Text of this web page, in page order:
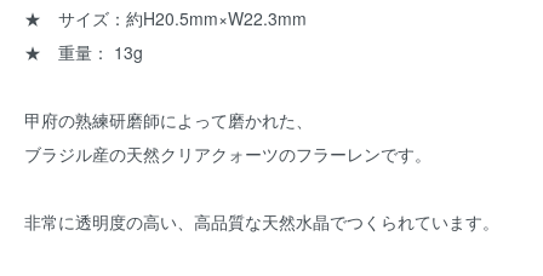
★ サイズ：約H20.5mm×W22.3mm
★ 重量： 13g
甲府の熟練研磨師によって磨かれた、
ブラジル産の天然クリアクォーツのフラーレンです。
非常に透明度の高い、高品質な天然水晶でつくられています。